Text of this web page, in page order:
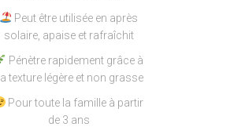
Peut être utilisée en après
solaire, apaise et rafraîchit
Pénètre rapidement grâce à
texture légère et non grasse
Pour toute la famille à partir
de 3 ans